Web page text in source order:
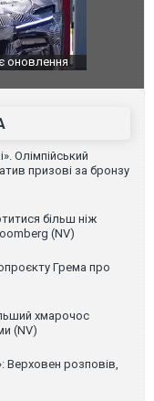
легендарного
Олімпійський
призові за бронзу
більш ніж
(NV)
Грема про
хмарочос
(NV)
Верховен розповів,